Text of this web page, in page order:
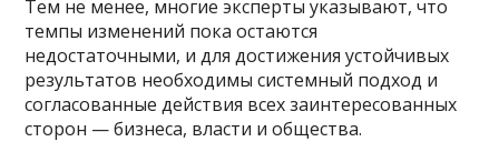
Тем не менее, многие эксперты указывают, что
темпы изменений пока остаются
недостаточными, и для достижения устойчивых
результатов необходимы системный подход и
согласованные действия всех заинтересованных
сторон — бизнеса, власти и общества.